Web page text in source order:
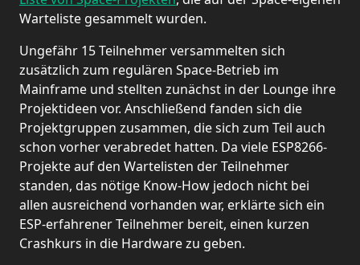
Warteliste gesammelt wurden.
Ungefähr 15 Teilnehmer versammelten sich
zusätzlich zum regulären Space-Betrieb im
Mainframe und stellten zunächst in der Lounge ihre
Projektideen vor. Anschließend fanden sich die
Projektgruppen zusammen, die sich zum Teil auch
schon vorher verabredet hatten. Da viele ESP8266-
Projekte auf den Wartelisten der Teilnehmer
standen, das nötige Know-How jedoch nicht bei
allen ausreichend vorhanden war, erklärte sich ein
ESP-erfahrener Teilnehmer bereit, einen kurzen
Crashkurs in die Hardware zu geben.